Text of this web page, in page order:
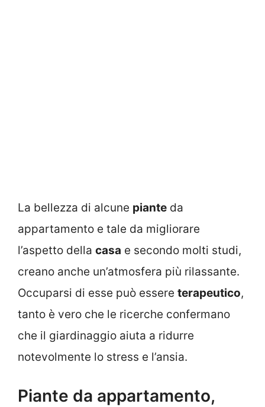
La bellezza di alcune piante da
appartamento e tale da migliorare
l’aspetto della casa e secondo molti studi,
creano anche un’atmosfera più rilassante.
Occuparsi di esse può essere terapeutico,
tanto è vero che le ricerche confermano
che il giardinaggio aiuta a ridurre
notevolmente lo stress e l’ansia.
Piante da appartamento,